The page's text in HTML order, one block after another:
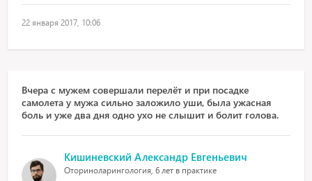
22 января 2017, 10:06
Вчера с мужем совершали перелёт и при посадке
самолета у мужа сильно заложило уши, была ужасная
боль и уже два дня одно ухо не слышит и болит голова.
Кишиневский Александр Евгеньевич
Оториноларингология, 6 лет в практике